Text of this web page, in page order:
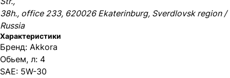
38h., office 233, 620026 Ekaterinburg, Sverdlovsk region /
Russia
Характеристики
Бренд: Akkora
Обьем, л: 4
SAE: 5W-30